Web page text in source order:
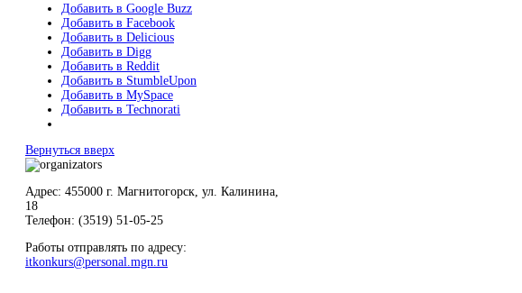
Добавить в Google Buzz
Добавить в Facebook
Добавить в Delicious
Добавить в Digg
Добавить в Reddit
Добавить в StumbleUpon
Добавить в MySpace
Добавить в Technorati
Вернуться вверх
Адрес: 455000 г. Магнитогорск, ул. Калинина,
18
Телефон: (3519) 51-05-25
Работы отправлять по адресу:
itkonkurs@personal.mgn.ru